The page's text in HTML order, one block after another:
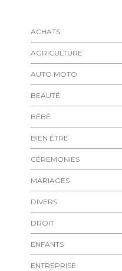
ACHATS
AGRICULTURE
AUTO MOTO
BEAUTÉ
BÉBÉ
BIEN ÊTRE
CÉREMONIES
MARIAGES
DIVERS
DROIT
ENFANTS
ENTREPRISE